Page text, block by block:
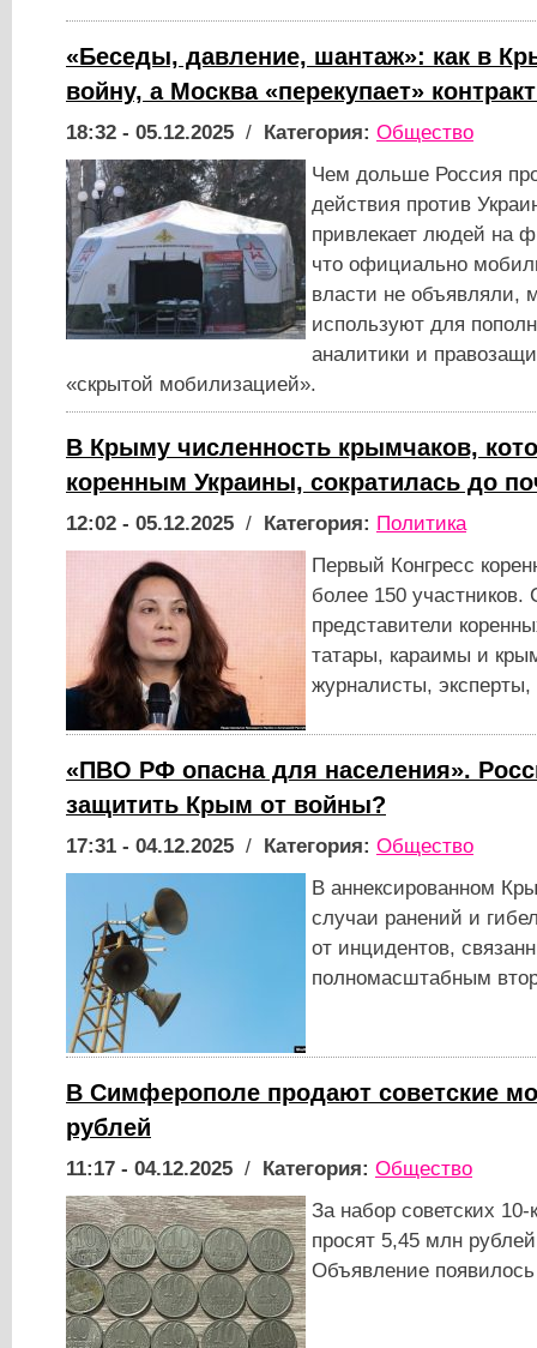
«Беседы, давление, шантаж»: как в
войну, а Москва «перекупает»
18:32 - 05.12.2025 / Категория: Общество
Чем дольше Россия
действия против
привлекает людей на
что официально
власти не объявляли,
используют для
аналитики и
«скрытой мобилизацией».
В Крыму численность крымчаков,
коренным Украины, сократилась до
12:02 - 05.12.2025 / Категория: Политика
Первый Конгресс
более 150
представители
татары, караимы и
журналисты,
«ПВО РФ опасна для населения».
защитить Крым от войны?
17:31 - 04.12.2025 / Категория: Общество
В аннексированном
случаи ранений и
от инцидентов,
полномасштабным
В Симферополе продают советские
рублей
11:17 - 04.12.2025 / Категория: Общество
За набор советских
просят 5,45 млн
Объявление